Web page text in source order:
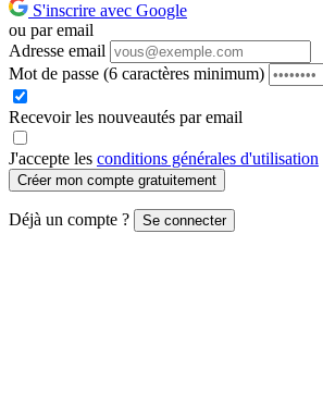
S'inscrire avec Google
ou par email
Adresse email
Mot de passe (6 caractères minimum)
Recevoir les nouveautés par email
J'accepte les conditions générales d'utilisation
Créer mon compte gratuitement
Déjà un compte ? Se connecter